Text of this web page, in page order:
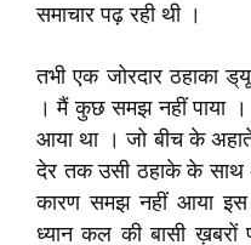
समाचार पढ़ रही थी ।
तभी एक जोरदार ठहाका
। मैं कुछ समझ नहीं पाया
आया था । जो बीच के
देर तक उसी ठहाके के साथ
कारण समझ नहीं आया
ध्यान कल की बासी ख़बरों